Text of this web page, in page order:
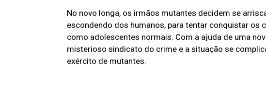
No novo longa, os irmãos mutantes decidem se
escondendo dos humanos, para tentar conquistar os
como adolescentes normais. Com a ajuda de uma
misterioso sindicato do crime e a situação se
exército de mutantes.